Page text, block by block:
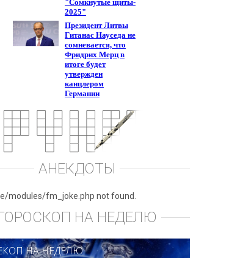
АНЕКДОТЫ
modules/fm_joke.php not found.
НА НЕДЕЛЮ
НА НЕДЕЛЮ